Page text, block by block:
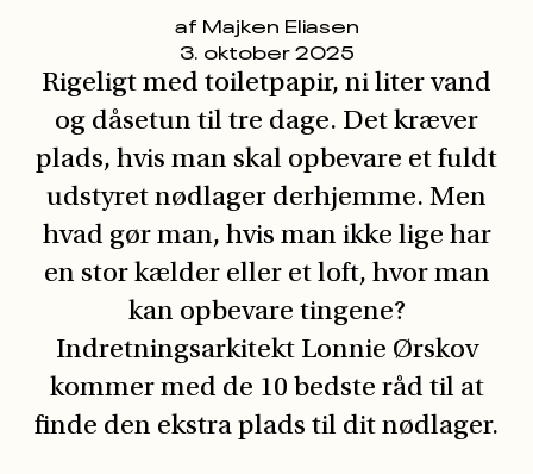
Rigeligt med toiletpapir, ni liter vand
og dåsetun til tre dage. Det kræver
plads, hvis man skal opbevare et fuldt
udstyret nødlager derhjemme. Men
hvad gør man, hvis man ikke lige har
en stor kælder eller et loft, hvor man
kan opbevare tingene?
Indretningsarkitekt Lonnie Ørskov
kommer med de 10 bedste råd til at
finde den ekstra plads til dit nødlager.